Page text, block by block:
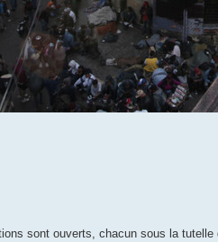
sont ouverts, chacun sous la